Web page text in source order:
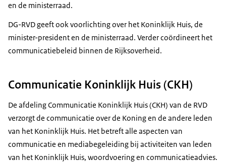
en de ministerraad.
DG-RVD geeft ook voorlichting over het Koninklijk Huis, de
minister-president en de ministerraad. Verder coördineert het
communicatiebeleid binnen de Rijksoverheid.
Communicatie Koninklijk Huis (CKH)
De afdeling Communicatie Koninklijk Huis (CKH) van de RVD
verzorgt de communicatie over de Koning en de andere leden
van het Koninklijk Huis. Het betreft alle aspecten van
communicatie en mediabegeleiding bij activiteiten van leden
van het Koninklijk Huis, woordvoering en communicatieadvies.